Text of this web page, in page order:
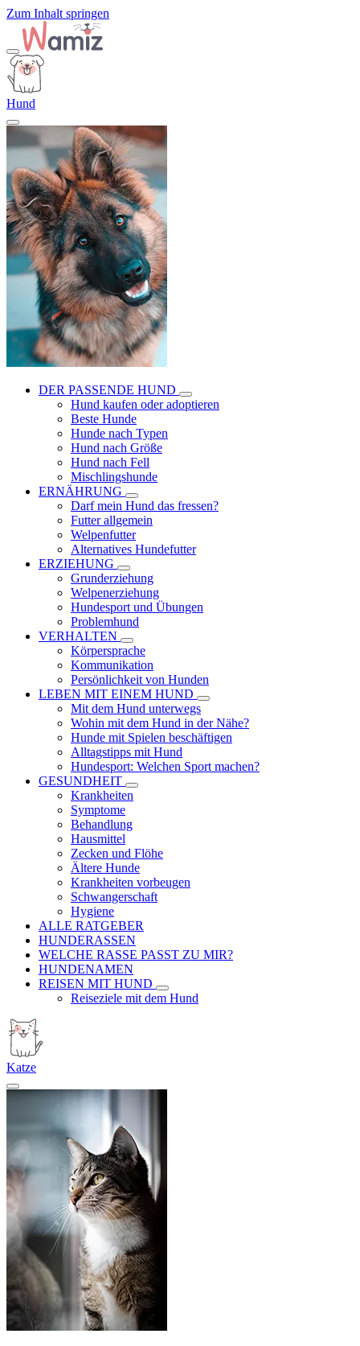
Zum Inhalt springen
Hund
DER PASSENDE HUND
Hund kaufen oder adoptieren
Beste Hunde
Hunde nach Typen
Hund nach Größe
Hund nach Fell
Mischlingshunde
ERNÄHRUNG
Darf mein Hund das fressen?
Futter allgemein
Welpenfutter
Alternatives Hundefutter
ERZIEHUNG
Grunderziehung
Welpenerziehung
Hundesport und Übungen
Problemhund
VERHALTEN
Körpersprache
Kommunikation
Persönlichkeit von Hunden
LEBEN MIT EINEM HUND
Mit dem Hund unterwegs
Wohin mit dem Hund in der Nähe?
Hunde mit Spielen beschäftigen
Alltagstipps mit Hund
Hundesport: Welchen Sport machen?
GESUNDHEIT
Krankheiten
Symptome
Behandlung
Hausmittel
Zecken und Flöhe
Ältere Hunde
Krankheiten vorbeugen
Schwangerschaft
Hygiene
ALLE RATGEBER
HUNDERASSEN
WELCHE RASSE PASST ZU MIR?
HUNDENAMEN
REISEN MIT HUND
Reiseziele mit dem Hund
Katze